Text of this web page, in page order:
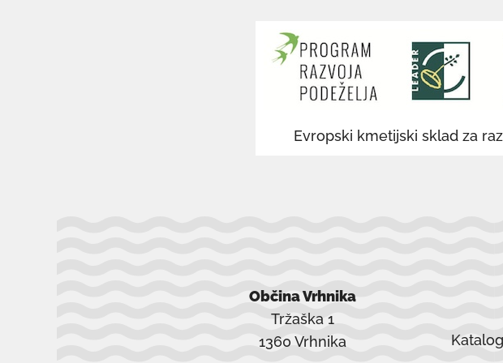
v
novem
oknu
Evropski kmetijski sklad za
Občina Vrhnika
Tržaška 1
1360 Vrhnika